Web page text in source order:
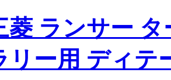
菱 ランサー タ
リー用 ディテ